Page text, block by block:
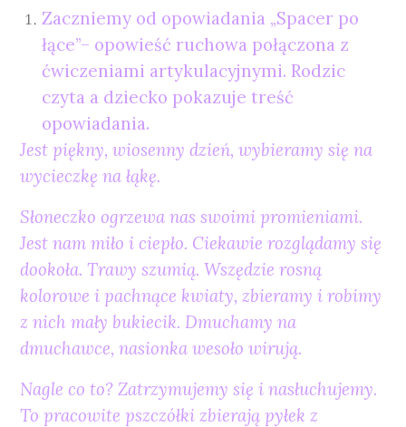
Zaczniemy od opowiadania „Spacer po
łące”– opowieść ruchowa połączona z
ćwiczeniami artykulacyjnymi. Rodzic
czyta a dziecko pokazuje treść
opowiadania.
Jest piękny, wiosenny dzień, wybieramy się na
wycieczkę na łąkę.
Słoneczko ogrzewa nas swoimi promieniami.
Jest nam miło i ciepło. Ciekawie rozglądamy się
dookoła. Trawy szumią. Wszędzie rosną
kolorowe i pachnące kwiaty, zbieramy i robimy
z nich mały bukiecik. Dmuchamy na
dmuchawce, nasionka wesoło wirują.
Nagle co to? Zatrzymujemy się i nasłuchujemy.
To pracowite pszczółki zbierają pyłek z